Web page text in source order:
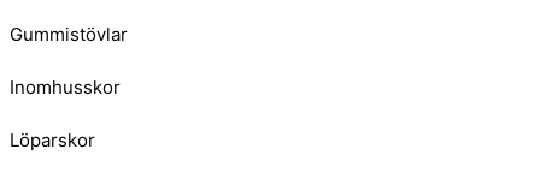
Gummistövlar
Inomhusskor
Löparskor